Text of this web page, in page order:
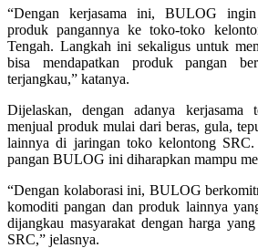
“Dengan kerjasama ini, BULOG ingin
produk pangannya ke toko-toko
Tengah. Langkah ini sekaligus untuk
bisa mendapatkan produk pangan
terjangkau,” katanya.
Dijelaskan, dengan adanya kerjasama
menjual produk mulai dari beras, gula,
lainnya di jaringan toko kelontong SRC.
pangan BULOG ini diharapkan mampu
“Dengan kolaborasi ini, BULOG
komoditi pangan dan produk lainnya
dijangkau masyarakat dengan harga
SRC,” jelasnya.